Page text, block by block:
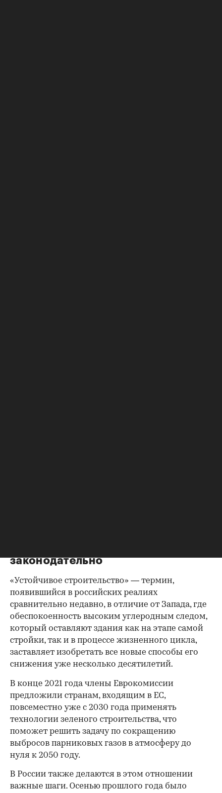
законодательно
«Устойчивое строительство» — термин,
появившийся в российских реалиях
сравнительно недавно, в отличие от Запада, где
обеспокоенность высоким углеродным следом,
который оставляют здания как на этапе самой
стройки, так и в процессе жизненного цикла,
заставляет изобретать все новые способы его
снижения уже несколько десятилетий.
00:00
В конце 2021 года члены Еврокомиссии
предложили странам, входящим в ЕС,
повсеместно уже с 2030 года применять
технологии зеленого строительства, что
поможет решить задачу по сокращению
выбросов парниковых газов в атмосферу до
нуля к 2050 году.
В России также делаются в этом отношении
важные шаги. Осенью прошлого года было